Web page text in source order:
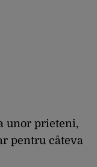
unor prieteni,
pentru câteva